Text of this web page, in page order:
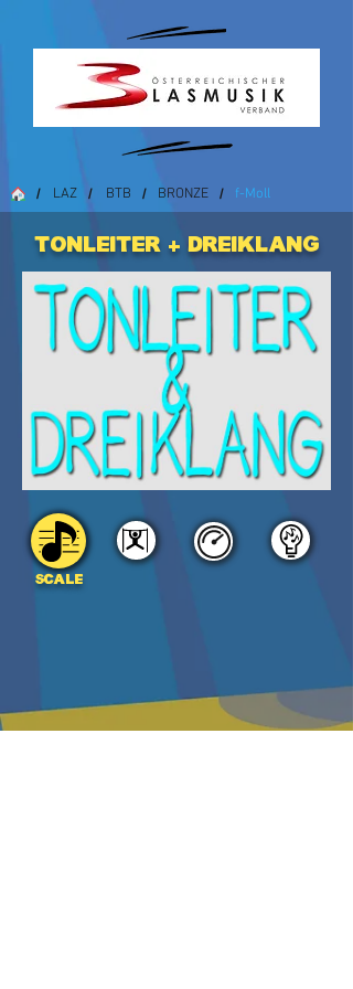
/ LAZ / BTB / BRONZE / f-Moll
Tonleiter + Dreiklang
SCALE